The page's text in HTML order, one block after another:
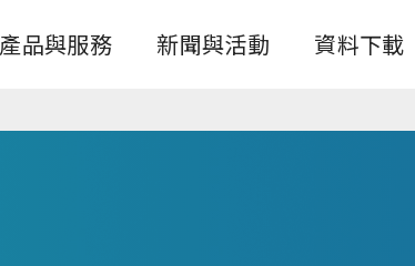
產品與服務 新聞與活動 資料下載